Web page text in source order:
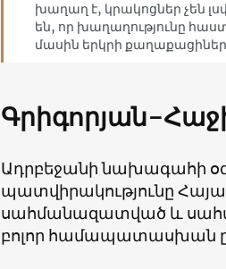
խաղաղ է, կրակոցներ չեն
են, որ խաղաղությունը
մասին երկրի
Գրիգորյան-
Ադրբեջանի նախագահի
պատվիրակությունը
սահմանազատված և
բոլոր համապատասխան